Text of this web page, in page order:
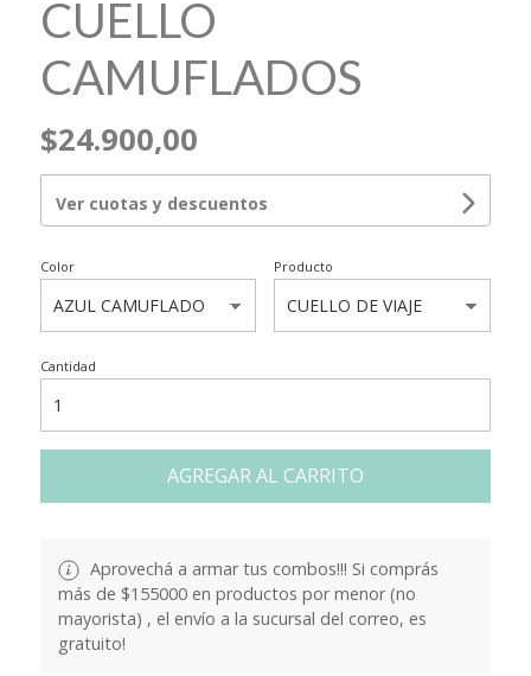
CUELLO
CAMUFLADOS
$24.900,00
Ver cuotas y descuentos
Color Producto
Cantidad
AGREGAR AL CARRITO
Aprovechá a armar tus combos!!! Si comprás
más de $155000 en productos por menor (no
mayorista) , el envío a la sucursal del correo, es
gratuito!